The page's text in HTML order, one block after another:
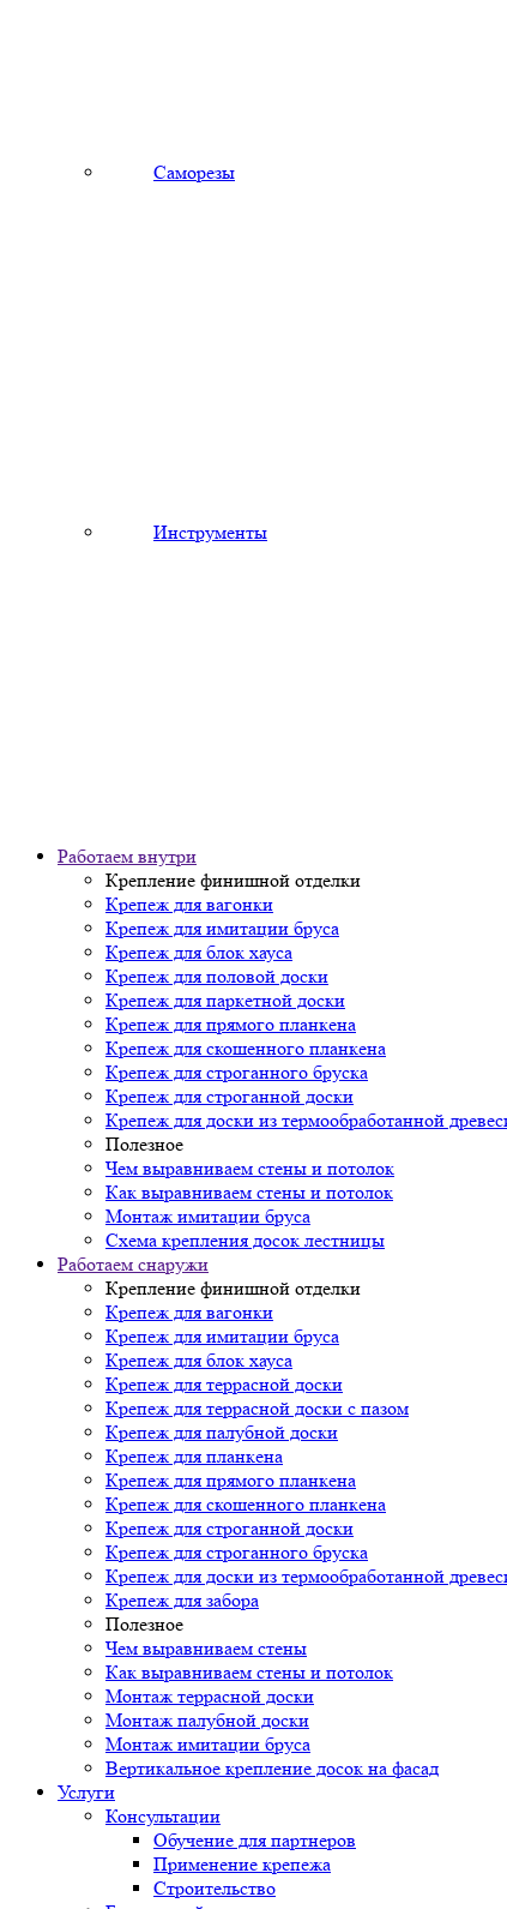
Саморезы
Инструменты
Работаем внутри
Крепление финишной отделки
Крепеж для вагонки
Крепеж для имитации бруса
Крепеж для блок хауса
Крепеж для половой доски
Крепеж для паркетной доски
Крепеж для прямого планкена
Крепеж для скошенного планкена
Крепеж для строганного бруска
Крепеж для строганной доски
Крепеж для доски из термообработанной
Полезное
Чем выравниваем стены и потолок
Как выравниваем стены и потолок
Монтаж имитации бруса
Схема крепления досок лестницы
Работаем снаружи
Крепление финишной отделки
Крепеж для вагонки
Крепеж для имитации бруса
Крепеж для блок хауса
Крепеж для террасной доски
Крепеж для террасной доски с пазом
Крепеж для палубной доски
Крепеж для планкена
Крепеж для прямого планкена
Крепеж для скошенного планкена
Крепеж для строганной доски
Крепеж для строганного бруска
Крепеж для доски из термообработанной
Крепеж для забора
Полезное
Чем выравниваем стены
Как выравниваем стены и потолок
Монтаж террасной доски
Монтаж палубной доски
Монтаж имитации бруса
Вертикальное крепление досок на фасад
Услуги
Консультации
Обучение для партнеров
Применение крепежа
Строительство